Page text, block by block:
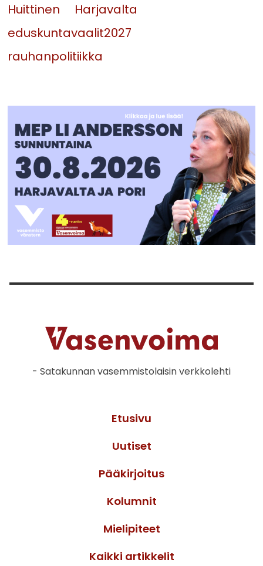
Huittinen
Harjavalta
eduskuntavaalit2027
rauhanpolitiikka
- Satakunnan vasemmistolaisin verkkolehti
Etusivu
Uutiset
Pääkirjoitus
Kolumnit
Mielipiteet
Kaikki artikkelit